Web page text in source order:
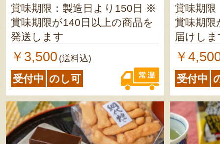
賞味期限：製造日より150日 ※
賞味期限が140日以上の商品を
発送します
￥3,500 (送料込)
受付中 のし可
賞味期
賞味期限
届けしま
￥
受付中